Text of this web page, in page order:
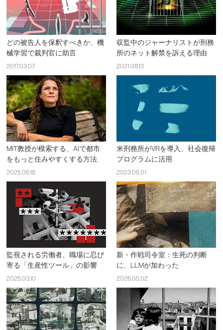
どの被告人を保釈すべきか、機
械学習で裁判官に助言
2017.03.07
収監中のジャーナリストが刑務
所のネット解禁を訴える理由
2021.08.13
MIT教授が模索する、AIで都市
をもっと住みやすくする方法
2025.06.18
米刑務所がVRを導入、社会復帰
プログラムに活用
2023.05.01
監視される労働者、職場に忍び
寄る「生産性ツール」の影響
2025.03.10
新・作戦司令室：生死の判断
に、LLMが加わった
2026.05.02